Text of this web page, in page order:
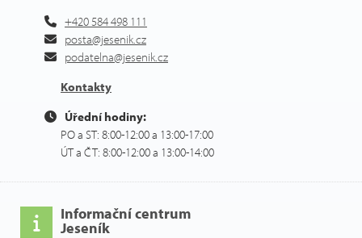
+420 584 498 111
posta@jesenik.cz
podatelna@jesenik.cz
Kontakty
Úřední hodiny:
PO a ST: 8:00-12:00 a 13:00-17:00
ÚT a ČT: 8:00-12:00 a 13:00-14:00
Informační centrum
Jeseník